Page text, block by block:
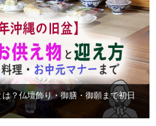
？仏壇飾り・御膳・御願まで初日